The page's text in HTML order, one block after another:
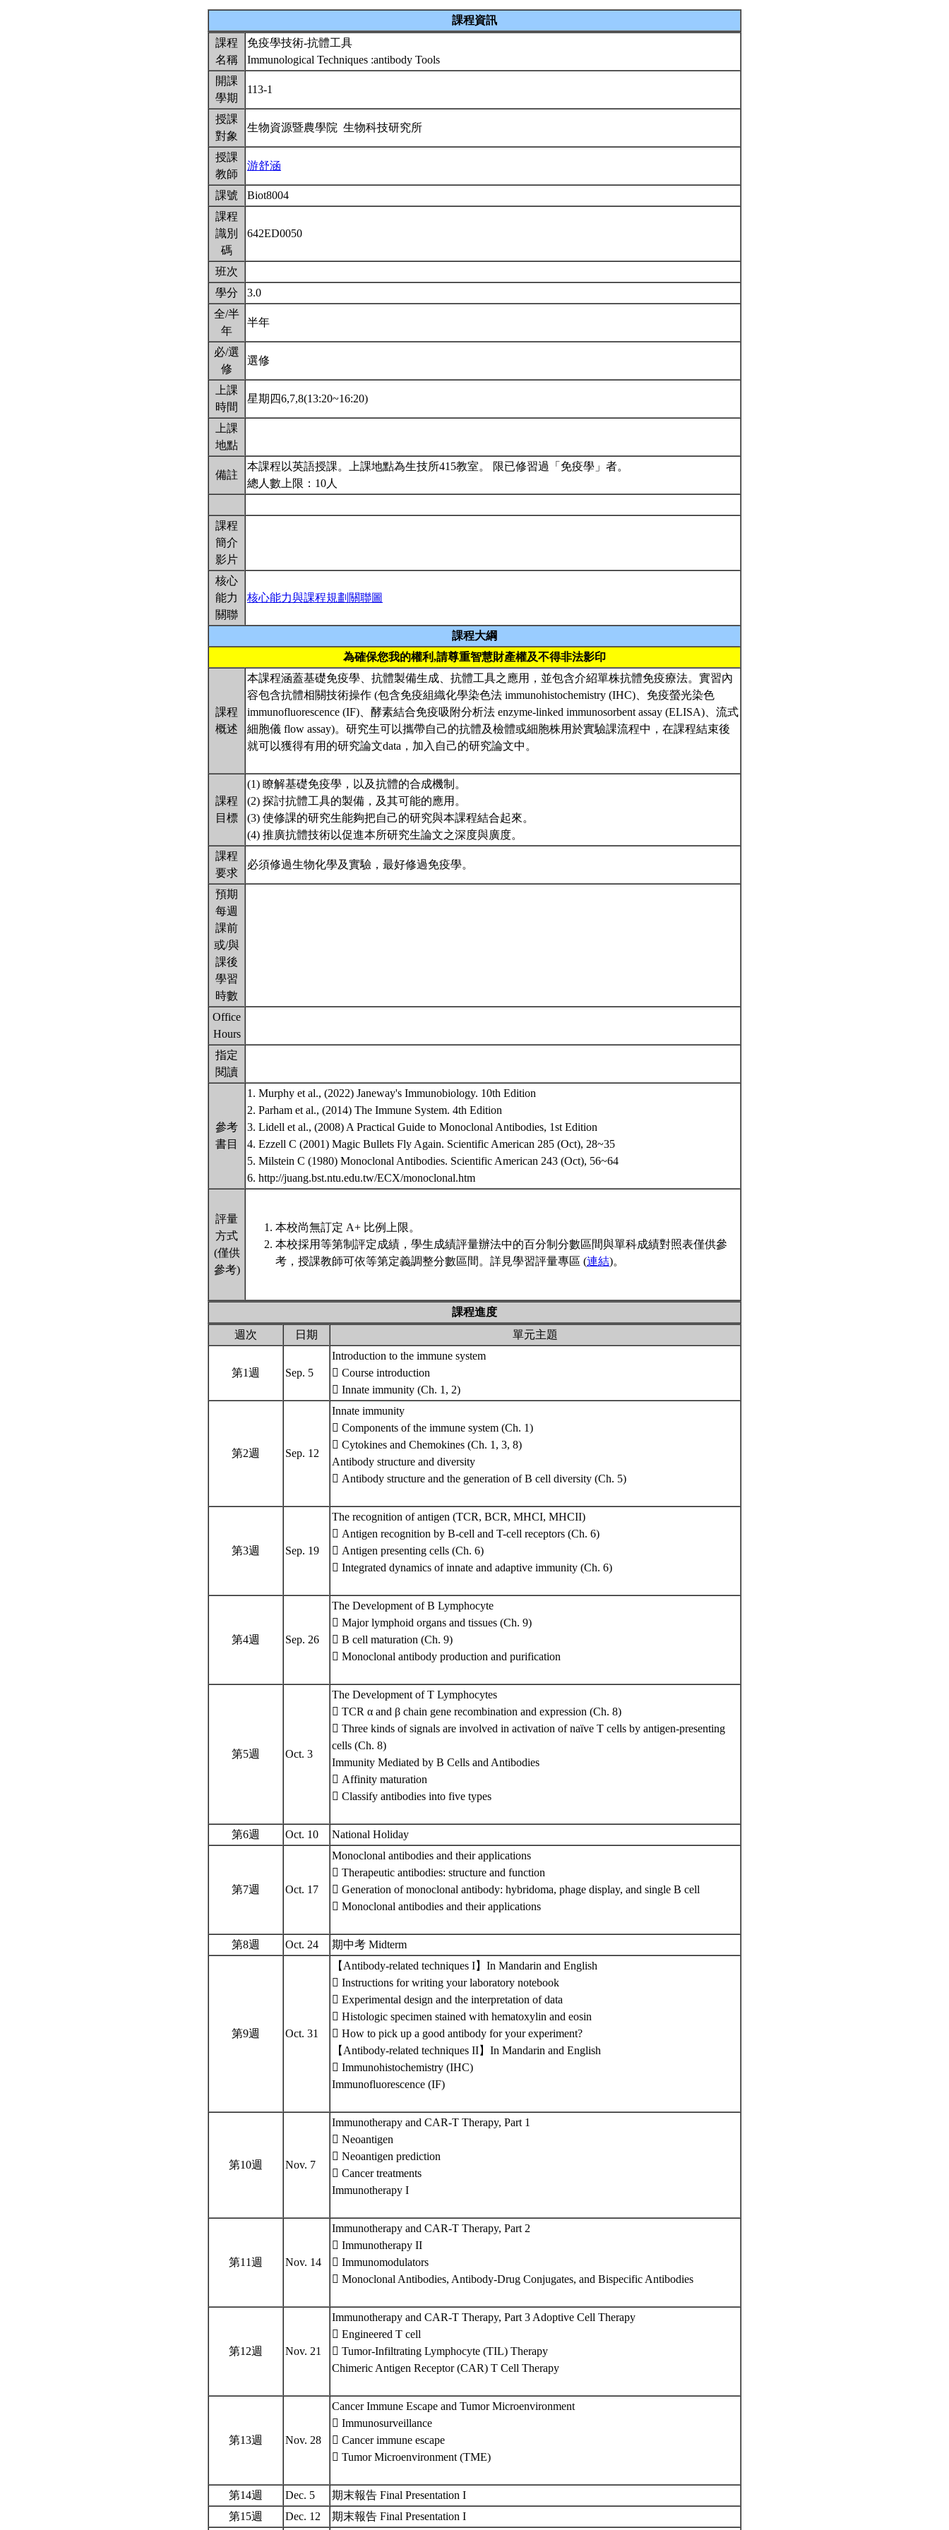
課程資訊
課程
名稱
免疫學技術-抗體工具
Immunological Techniques :antibody Tools
開課
學期
113-1
授課
對象
生物資源暨農學院 生物科技研究所
授課
教師
游舒涵
課號
Biot8004
課程
識別
碼
642ED0050
班次
學分
3.0
全/半
年
半年
必/選
修
選修
上課
時間
星期四6,7,8(13:20~16:20)
上課
地點
備註
本課程以英語授課。上課地點為生技所415教室。 限已修習過「免疫學」者。
總人數上限：10人
課程
簡介
影片
核心
能力
關聯
核心能力與課程規劃關聯圖
課程大綱
為確保您我的權利,請尊重智慧財產權及不得非法影印
課程
概述
本課程涵蓋基礎免疫學、抗體製備生成、抗體工具之應用，並包含介紹單株抗體免疫療法。實習內
容包含抗體相關技術操作 (包含免疫組織化學染色法 immunohistochemistry (IHC)、免疫螢光染色
immunofluorescence (IF)、酵素結合免疫吸附分析法 enzyme-linked immunosorbent assay (ELISA)、流式
細胞儀 flow assay)。研究生可以攜帶自己的抗體及檢體或細胞株用於實驗課流程中，在課程結束後
就可以獲得有用的研究論文data，加入自己的研究論文中。
課程
目標
(1) 瞭解基礎免疫學，以及抗體的合成機制。
(2) 探討抗體工具的製備，及其可能的應用。
(3) 使修課的研究生能夠把自己的研究與本課程結合起來。
(4) 推廣抗體技術以促進本所研究生論文之深度與廣度。
課程
要求
必須修過生物化學及實驗，最好修過免疫學。
預期
每週
課前
或/與
課後
學習
時數
Office
Hours
指定
閱讀
參考
書目
1. Murphy et al., (2022) Janeway's Immunobiology. 10th Edition
2. Parham et al., (2014) The Immune System. 4th Edition
3. Lidell et al., (2008) A Practical Guide to Monoclonal Antibodies, 1st Edition
4. Ezzell C (2001) Magic Bullets Fly Again. Scientific American 285 (Oct), 28~35
5. Milstein C (1980) Monoclonal Antibodies. Scientific American 243 (Oct), 56~64
6. http://juang.bst.ntu.edu.tw/ECX/monoclonal.htm
評量
方式
(僅供
參考)
本校尚無訂定 A+ 比例上限。
本校採用等第制評定成績，學生成績評量辦法中的百分制分數區間與單科成績對照表僅供參
考，授課教師可依等第定義調整分數區間。詳見學習評量專區 (連結)。
課程進度
週次
日期 單元主題
第1週 Sep. 5
Introduction to the immune system
 Course introduction
 Innate immunity (Ch. 1, 2)
第2週 Sep. 12
Innate immunity
 Components of the immune system (Ch. 1)
 Cytokines and Chemokines (Ch. 1, 3, 8)
Antibody structure and diversity
 Antibody structure and the generation of B cell diversity (Ch. 5)
第3週 Sep. 19
The recognition of antigen (TCR, BCR, MHCI, MHCII)
 Antigen recognition by B-cell and T-cell receptors (Ch. 6)
 Antigen presenting cells (Ch. 6)
 Integrated dynamics of innate and adaptive immunity (Ch. 6)
第4週 Sep. 26
The Development of B Lymphocyte
 Major lymphoid organs and tissues (Ch. 9)
 B cell maturation (Ch. 9)
 Monoclonal antibody production and purification
第5週 Oct. 3
The Development of T Lymphocytes
 TCR α and β chain gene recombination and expression (Ch. 8)
 Three kinds of signals are involved in activation of naïve T cells by antigen-presenting
cells (Ch. 8)
Immunity Mediated by B Cells and Antibodies
 Affinity maturation
 Classify antibodies into five types
第6週 Oct. 10 National Holiday
第7週 Oct. 17
Monoclonal antibodies and their applications
 Therapeutic antibodies: structure and function
 Generation of monoclonal antibody: hybridoma, phage display, and single B cell
 Monoclonal antibodies and their applications
第8週 Oct. 24 期中考 Midterm
第9週 Oct. 31
【Antibody-related techniques I】In Mandarin and English
 Instructions for writing your laboratory notebook
 Experimental design and the interpretation of data
 Histologic specimen stained with hematoxylin and eosin
 How to pick up a good antibody for your experiment?
【Antibody-related techniques II】In Mandarin and English
 Immunohistochemistry (IHC)
Immunofluorescence (IF)
第10週 Nov. 7
Immunotherapy and CAR-T Therapy, Part 1
 Neoantigen
 Neoantigen prediction
 Cancer treatments
Immunotherapy I
第11週 Nov. 14
Immunotherapy and CAR-T Therapy, Part 2
 Immunotherapy II
 Immunomodulators
 Monoclonal Antibodies, Antibody-Drug Conjugates, and Bispecific Antibodies
第12週 Nov. 21
Immunotherapy and CAR-T Therapy, Part 3 Adoptive Cell Therapy
 Engineered T cell
 Tumor-Infiltrating Lymphocyte (TIL) Therapy
Chimeric Antigen Receptor (CAR) T Cell Therapy
第13週 Nov. 28
Cancer Immune Escape and Tumor Microenvironment
 Immunosurveillance
 Cancer immune escape
 Tumor Microenvironment (TME)
第14週 Dec. 5
期末報告 Final Presentation I
第15週
Dec. 12 期末報告 Final Presentation I